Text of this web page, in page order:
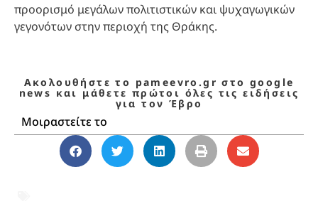
προορισμό μεγάλων πολιτιστικών και ψυχαγωγικών
γεγονότων στην περιοχή της Θράκης.
Ακολουθήστε το pameevro.gr στο google
news και μάθετε πρώτοι όλες τις ειδήσεις
για τον Έβρο
Μοιραστείτε το